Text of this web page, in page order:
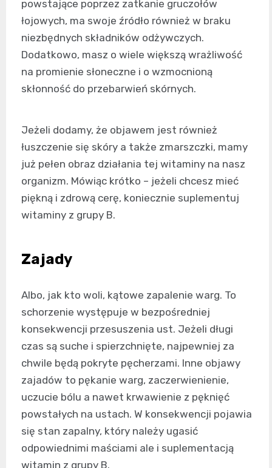
powstające poprzez zatkanie gruczołów
łojowych, ma swoje źródło również w braku
niezbędnych składników odżywczych.
Dodatkowo, masz o wiele większą wrażliwość
na promienie słoneczne i o wzmocnioną
skłonność do przebarwień skórnych.
Jeżeli dodamy, że objawem jest również
łuszczenie się skóry a także zmarszczki, mamy
już pełen obraz działania tej witaminy na nasz
organizm. Mówiąc krótko – jeżeli chcesz mieć
piękną i zdrową cerę, koniecznie suplementuj
witaminy z grupy B.
Zajady
Albo, jak kto woli, kątowe zapalenie warg. To
schorzenie występuje w bezpośredniej
konsekwencji przesuszenia ust. Jeżeli długi
czas są suche i spierzchnięte, najpewniej za
chwile będą pokryte pęcherzami. Inne objawy
zajadów to pękanie warg, zaczerwienienie,
uczucie bólu a nawet krwawienie z pęknięć
powstałych na ustach. W konsekwencji pojawia
się stan zapalny, który należy ugasić
odpowiednimi maściami ale i suplementacją
witamin z grupy B.